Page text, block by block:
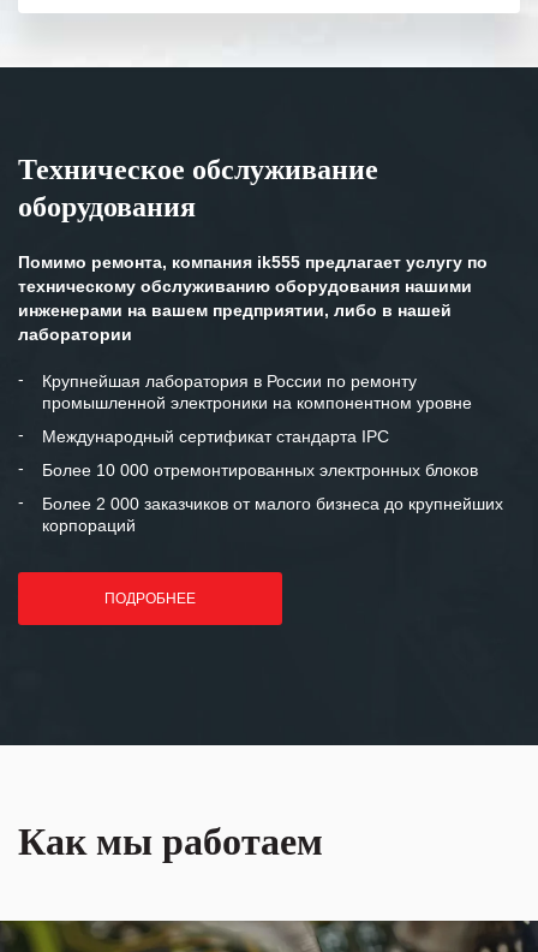
Особенно хочется отметить высокую
клиентоориентированность
готовность помочь в самых сложных
и доверительные партнерские
отношения и искренне желаем
«Инженерной компании «555» долгих
Техническое обслуживание
оборудования
Помимо ремонта, компания ik555 предлагает услугу по
техническому обслуживанию оборудования нашими
инженерами на вашем предприятии, либо в нашей
лаборатории
Крупнейшая лаборатория в России по ремонту
промышленной электроники на компонентном уровне
Международный сертификат стандарта IPC
Более 10 000 отремонтированных электронных блоков
Более 2 000 заказчиков от малого бизнеса до крупнейших
корпораций
ПОДРОБНЕЕ
Как мы работаем